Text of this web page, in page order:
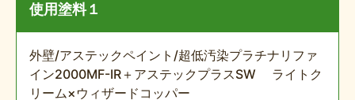
使用塗料１
外壁/アステックペイント/超低汚染プラチナリファ
イン2000MF-IR＋アステックプラスSW ライトク
リーム×ウィザードコッパー